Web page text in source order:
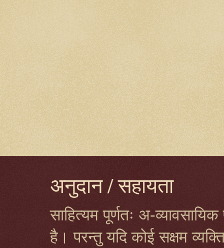
अनुदान / सहायता
साहित्यम पूर्णतः अ-
है। परन्तु यदि कोई सक्षम